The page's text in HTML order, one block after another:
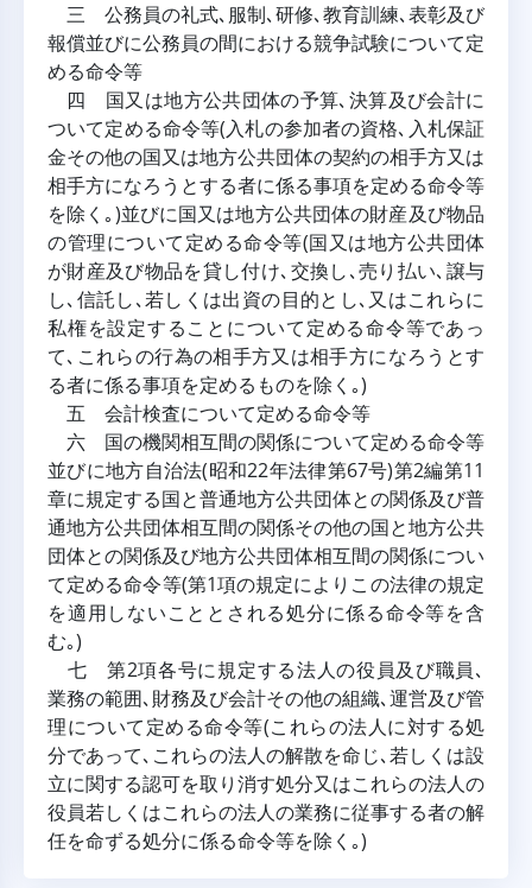
三 公務員の礼式､服制､研修､教育訓練､表彰及び
報償並びに公務員の間における競争試験について定
める命令等
四 国又は地方公共団体の予算､決算及び会計に
ついて定める命令等(入札の参加者の資格､入札保証
金その他の国又は地方公共団体の契約の相手方又は
相手方になろうとする者に係る事項を定める命令等
を除く｡)並びに国又は地方公共団体の財産及び物品
の管理について定める命令等(国又は地方公共団体
が財産及び物品を貸し付け､交換し､売り払い､譲与
し､信託し､若しくは出資の目的とし､又はこれらに
私権を設定することについて定める命令等であっ
て､これらの行為の相手方又は相手方になろうとす
る者に係る事項を定めるものを除く｡)
五 会計検査について定める命令等
六 国の機関相互間の関係について定める命令等
並びに地方自治法(昭和22年法律第67号)第2編第11
章に規定する国と普通地方公共団体との関係及び普
通地方公共団体相互間の関係その他の国と地方公共
団体との関係及び地方公共団体相互間の関係につい
て定める命令等(第1項の規定によりこの法律の規定
を適用しないこととされる処分に係る命令等を含
む｡)
七 第2項各号に規定する法人の役員及び職員､
業務の範囲､財務及び会計その他の組織､運営及び管
理について定める命令等(これらの法人に対する処
分であって､これらの法人の解散を命じ､若しくは設
立に関する認可を取り消す処分又はこれらの法人の
役員若しくはこれらの法人の業務に従事する者の解
任を命ずる処分に係る命令等を除く｡)